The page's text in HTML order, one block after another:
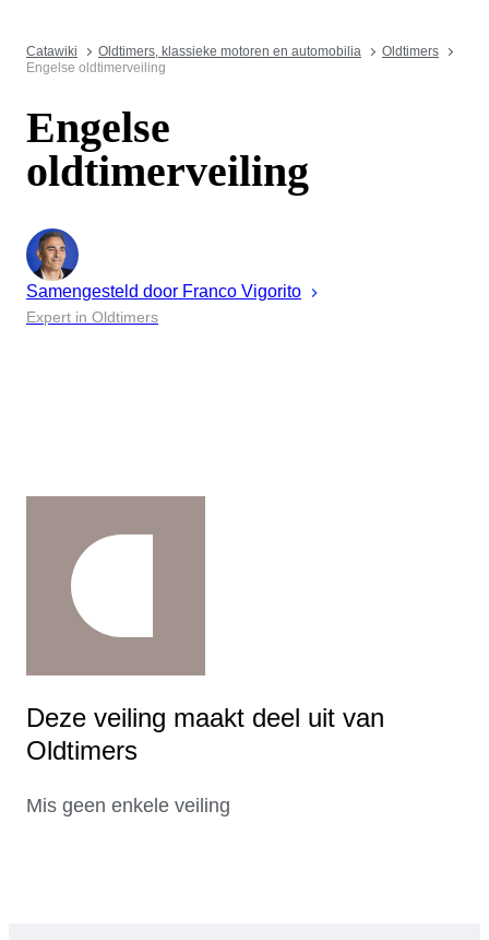
Catawiki Oldtimers, klassieke motoren en automobilia
Oldtimers
Engelse oldtimerveiling
Engelse
oldtimerveiling
Samengesteld door Franco Vigorito
Expert in Oldtimers
Deze veiling maakt deel uit van
Oldtimers
Mis geen enkele veiling